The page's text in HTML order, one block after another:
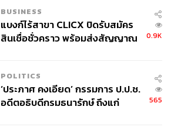
BUSINESS
แบงก์ไร้สาขา CLICX ปิดรับสมัคร
สินเชื่อชั่วคราว พร้อมส่งสัญญาณ
0.9K
POLITICS
‘ประภาศ คงเอียด’ กรรมการ ป.ป.ช.
อดีตอธิบดีกรมธนารักษ์ ถึงแก่
565